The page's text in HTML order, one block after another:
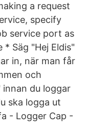
a request
specify
service port as
* Säg "Hej Eldis"
in, när man får
och
innan du loggar
ska logga ut
- Logger Cap -